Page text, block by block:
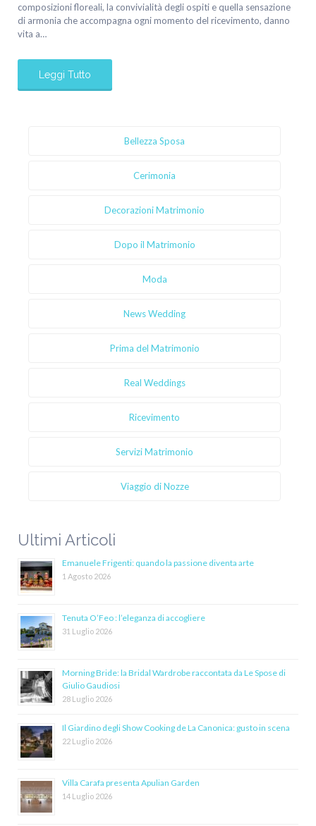
composizioni floreali, la convivialità degli ospiti e quella sensazione
di armonia che accompagna ogni momento del ricevimento, danno
vita a…
Leggi Tutto
Bellezza Sposa
Cerimonia
Decorazioni Matrimonio
Dopo il Matrimonio
Moda
News Wedding
Prima del Matrimonio
Real Weddings
Ricevimento
Servizi Matrimonio
Viaggio di Nozze
Ultimi Articoli
Emanuele Frigenti: quando la passione diventa arte
1 Agosto 2026
Tenuta O’Feo : l’eleganza di accogliere
31 Luglio 2026
Morning Bride: la Bridal Wardrobe raccontata da Le Spose di
Giulio Gaudiosi
28 Luglio 2026
Il Giardino degli Show Cooking de La Canonica: gusto in scena
22 Luglio 2026
Villa Carafa presenta Apulian Garden
14 Luglio 2026